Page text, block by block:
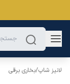
لانیز شاپ/بخاری برقی